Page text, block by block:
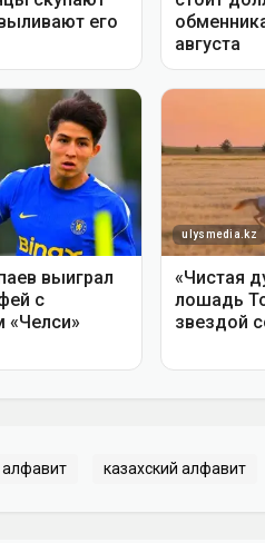
алфавит казахский алфавит